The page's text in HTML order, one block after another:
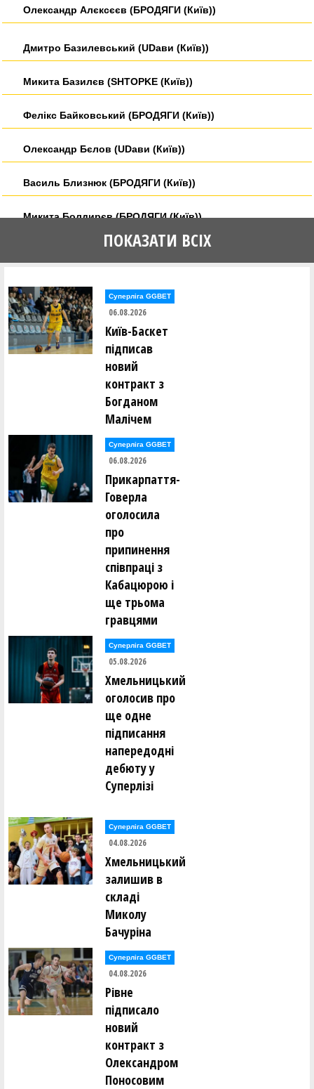
Олександр Алєксєєв (БРОДЯГИ (Київ))
Дмитро Базилевський (UDави (Київ))
Микита Базилєв (SHTOPKE (Київ))
Фелікс Байковський (БРОДЯГИ (Київ))
Олександр Бєлов (UDави (Київ))
Василь Близнюк (БРОДЯГИ (Київ))
Микита Болдирєв (БРОДЯГИ (Київ))
Дмитро Брянцев (UDави (Київ))
Генадій Гайдабура (SHTOPKE (Київ))
Володимир Гамов (SHTOPKE (Київ))
Кирило Гаранін (БРОДЯГИ (Київ))
Сергій Гаркавенко (ШАМАНИ (Київ))
Андрій Гнатенко (ШАМАНИ (Київ))
Олександр Гопкало (РАЙФ (Київ))
Богдан Гоций (ДИМ (Київ))
Олексій Губенко (БРОДЯГИ (Київ))
Роман Денисов (SHTOPKE (Київ))
Роман Дмитренко (UDави (Київ))
Вадим Довідний (UDави (Київ))
Денис Забєлін (ШАМАНИ (Київ))
Дмитро Забірченко (SHTOPKE (Київ))
Володимир Іванов (ДИМ (Київ))
Костянтин Катаев (ШАМАНИ (Київ))
Євгеній Клименко (РАЙФ (Київ))
Тарас Кметюк (UDави (Київ))
Сергій Кобернік (ДИМ (Київ))
Сергій Ковальчук (РАЙФ (Київ))
Роман Козлов (SHTOPKE (Київ))
Сергій Коломієць (UDави (Київ))
Кирило Комарницький (БРОДЯГИ (Київ))
ПОКАЗАТИ ВСІХ
Суперліга GGBET
06.08.2026
Київ-Баскет
підписав
новий
контракт з
Богданом
Малічем
Суперліга GGBET
06.08.2026
Прикарпаття-
Говерла
оголосила
про
припинення
співпраці з
Кабацюрою і
ще трьома
гравцями
Суперліга GGBET
05.08.2026
Хмельницький
оголосив про
ще одне
підписання
напередодні
дебюту у
Суперлізі
Суперліга GGBET
04.08.2026
Хмельницький
залишив в
складі
Миколу
Бачуріна
Суперліга GGBET
04.08.2026
Рівне
підписало
новий
контракт з
Олександром
Поносовим